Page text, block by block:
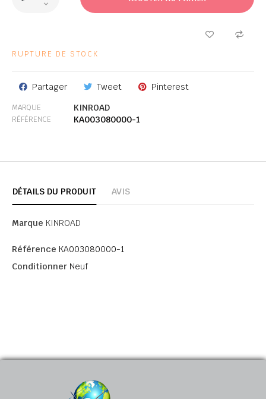
RUPTURE DE STOCK
Partager Tweet Pinterest
MARQUE KINROAD
RÉFÉRENCE KA003080000-1
DÉTAILS DU PRODUIT AVIS
Marque KINROAD
Référence KA003080000-1
Conditionner Neuf